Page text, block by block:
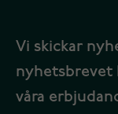
Vi skickar
nyhetsbrevet
våra